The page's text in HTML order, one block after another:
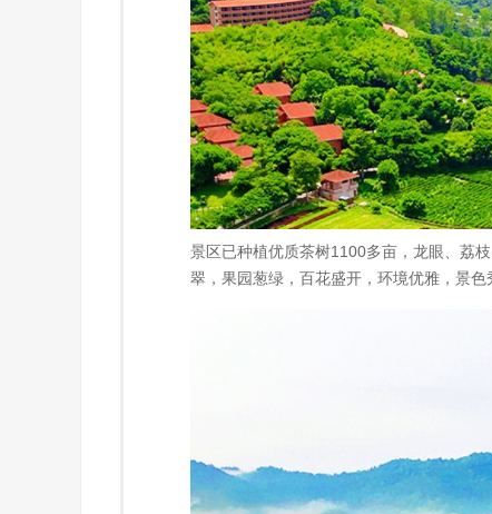
景区已种植优质茶树1100多亩，龙眼、荔
翠，果园葱绿，百花盛开，环境优雅，景色